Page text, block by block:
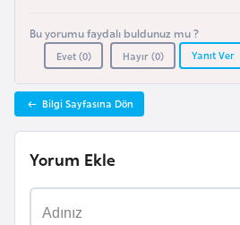
Bu yorumu faydalı buldunuz mu ?
Evet (0) Hayır (0) Yanıt Ver
Bilgi Sayfasına Dön
Yorum Ekle
u
r
n